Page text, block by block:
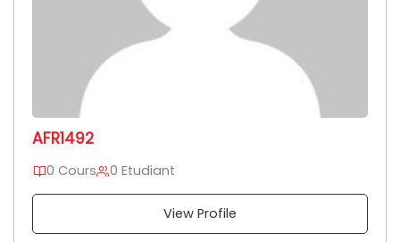
AFR1492
0 Cours 0 Etudiant
View Profile